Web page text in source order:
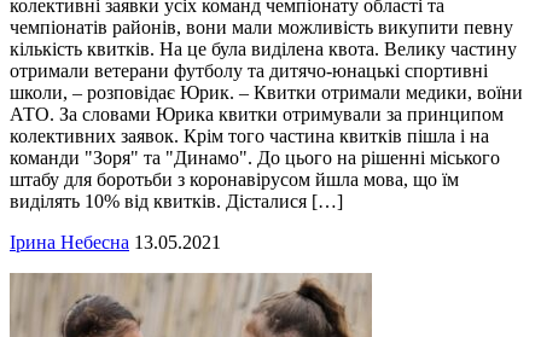
колективні заявки усіх команд чемпіонату області та
чемпіонатів районів, вони мали можливість викупити певну
кількість квитків. На це була виділена квота. Велику частину
отримали ветерани футболу та дитячо-юнацькі спортивні
школи, – розповідає Юрик. – Квитки отримали медики, воїни
АТО. За словами Юрика квитки отримували за принципом
колективних заявок. Крім того частина квитків пішла і на
команди "Зоря" та "Динамо". До цього на рішенні міського
штабу для боротьби з коронавірусом йшла мова, що їм
виділять 10% від квитків. Дісталися […]
Ірина Небесна 13.05.2021